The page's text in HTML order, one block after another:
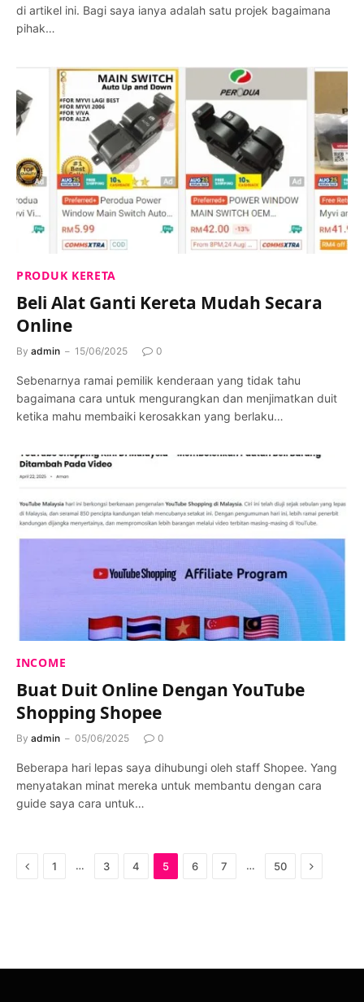
di artikel ini. Bagi saya ianya adalah satu projek bagaimana
pihak…
PRODUK KERETA
Beli Alat Ganti Kereta Mudah Secara
Online
By admin 15/06/2025 0
Sebenarnya ramai pemilik kenderaan yang tidak tahu
bagaimana cara untuk mengurangkan dan menjimatkan duit
ketika mahu membaiki kerosakkan yang berlaku…
INCOME
Buat Duit Online Dengan YouTube
Shopping Shopee
By admin 05/06/2025 0
Beberapa hari lepas saya dihubungi oleh staff Shopee. Yang
menyatakan minat mereka untuk membantu dengan cara
guide saya cara untuk…
Previous
1 … 3 4 5 6 7 … 50 Next